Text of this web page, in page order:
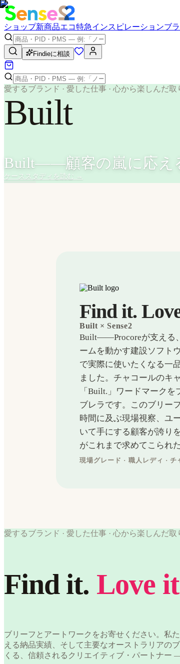
ショップ新商品エコ特急インスピレーションブ
Findieに相談
愛するブランド · 愛した仕事 · 心から楽しんだ取
Built
Built——顧客の嵐に応え
ケーススタディを読む →
Find it.
Built × Sense2
Built——Procoreが支える
ームを動かす建設ソフト
で実際に使いたくなる一
ました。チャコールのキ
「Built.」ワードマーク
ブレラです。このブリー
時間に及ぶ現場視察、ユ
いて手にする顧客が誇り
がこれまで求めてこられ
現場グレード · 職人レディ ·
愛するブランド · 愛した仕事 · 心から楽しんだ取
Find it. Love
ブリーフとアートワークをお寄せください。私
える納品実績、そして主要なオーストラリアの
くる、信頼されるクリエイティブ・パートナー